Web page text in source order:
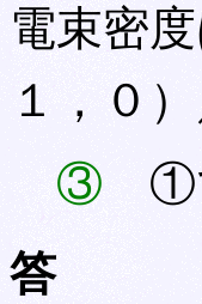
電束密
１，０）
③①で
答